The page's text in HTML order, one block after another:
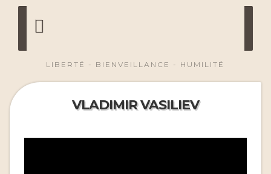
LIBERTÉ - BIENVEILLANCE - HUMILITÉ
VLADIMIR VASILIEV